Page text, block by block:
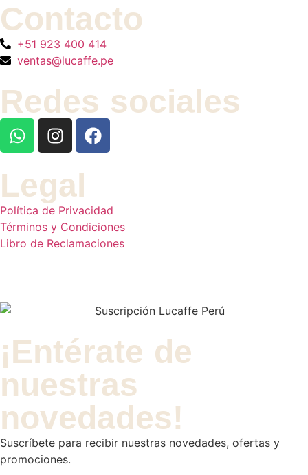
Contacto
+51 923 400 414
ventas@lucaffe.pe
Redes sociales
Legal
Política de Privacidad
Términos y Condiciones
Libro de Reclamaciones
¡Entérate de
nuestras
novedades!
Suscríbete para recibir nuestras novedades, ofertas y
promociones.